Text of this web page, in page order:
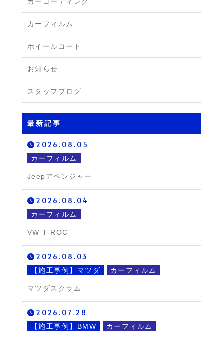
カーフィルム
ホイールコート
お知らせ
スタッフブログ
最新記事
2026.08.05
カーフィルム
Jeepアベンジャー
2026.08.04
カーフィルム
VW T-ROC
2026.08.03
【施工事例】マツダ カーフィルム
マツダスクラム
2026.07.28
【施工事例】BMW カーフィルム